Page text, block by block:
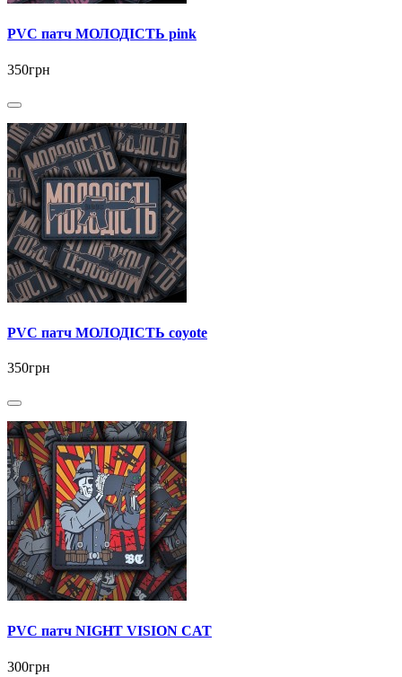
PVC патч МОЛОДІСТЬ pink
350грн
PVC патч МОЛОДІСТЬ coyote
350грн
PVC патч NIGHT VISION CAT
300грн